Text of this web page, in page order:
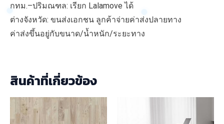
กทม.–ปริมณฑล: เรียก Lalamove ได้
ต่างจังหวัด: ขนส่งเอกชน ลูกค้าจ่ายค่าส่งปลายทาง
ค่าส่งขึ้นอยู่กับขนาด/น้ำหนัก/ระยะทาง
สินค้าที่เกี่ยวข้อง